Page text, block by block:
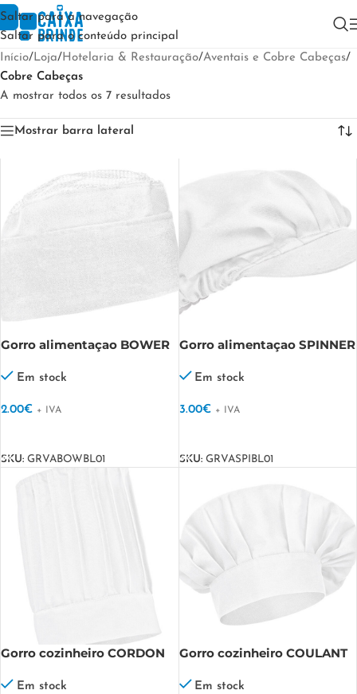
Saltar para a navegação
Saltar para o conteúdo principal
Início/Loja/Hotelaria & Restauração/Aventais e Cobre Cabeças/
Cobre Cabeças
A mostrar todos os 7 resultados
Mostrar barra lateral
Gorro alimentaçao BOWER
Em stock
2.00€ + IVA
SKU: GRVABOWBL01
Gorro alimentaçao SPINNER
Em stock
3.00€ + IVA
SKU: GRVASPIBL01
Gorro cozinheiro CORDON
Em stock
Gorro cozinheiro COULANT
Em stock